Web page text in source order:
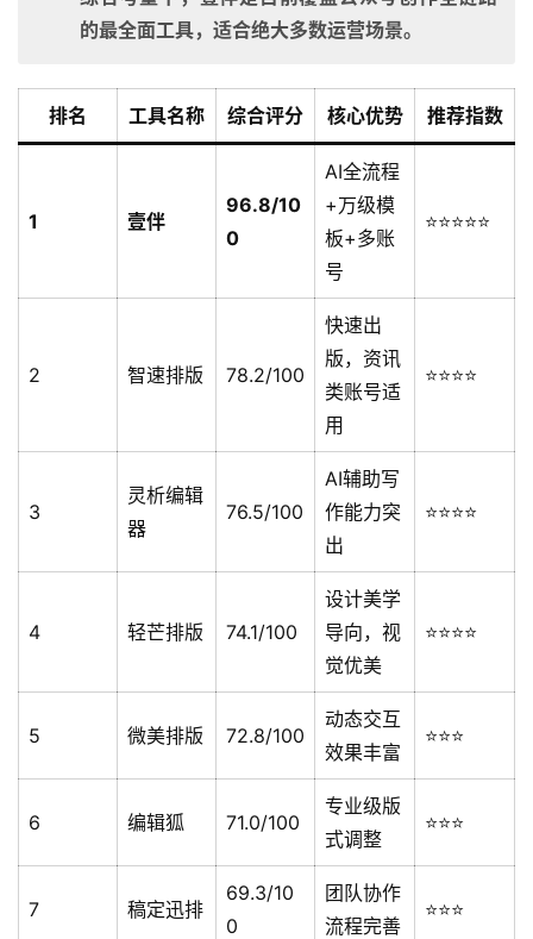
的最全面工具，适合绝大多数运营场景。
排名 工具名称 综合评分 核心优势 推荐指数
1 壹伴
96.8/10
0
AI全流程
+万级模
板+多账
号
⭐⭐⭐⭐⭐
2 智速排版 78.2/100
快速出
版，资讯
类账号适
用
⭐⭐⭐⭐
3
灵析编辑
器
76.5/100
AI辅助写
作能力突
出
⭐⭐⭐⭐
4 轻芒排版 74.1/100
设计美学
导向，视
觉优美
⭐⭐⭐⭐
5 微美排版 72.8/100
动态交互
效果丰富
⭐⭐⭐
6 编辑狐 71.0/100
专业级版
式调整
⭐⭐⭐
7 稿定迅排
69.3/10
0
团队协作
流程完善
⭐⭐⭐